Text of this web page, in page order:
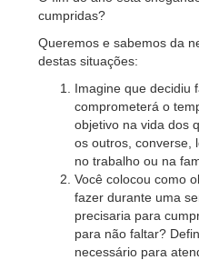
cumpridas?
Queremos e sabemos da
destas situações:
Imagine que decidiu
comprometerá o
objetivo na vida dos
os outros, converse,
no trabalho ou na
Você colocou como
fazer durante uma
precisaria para
para não faltar?
necessário para